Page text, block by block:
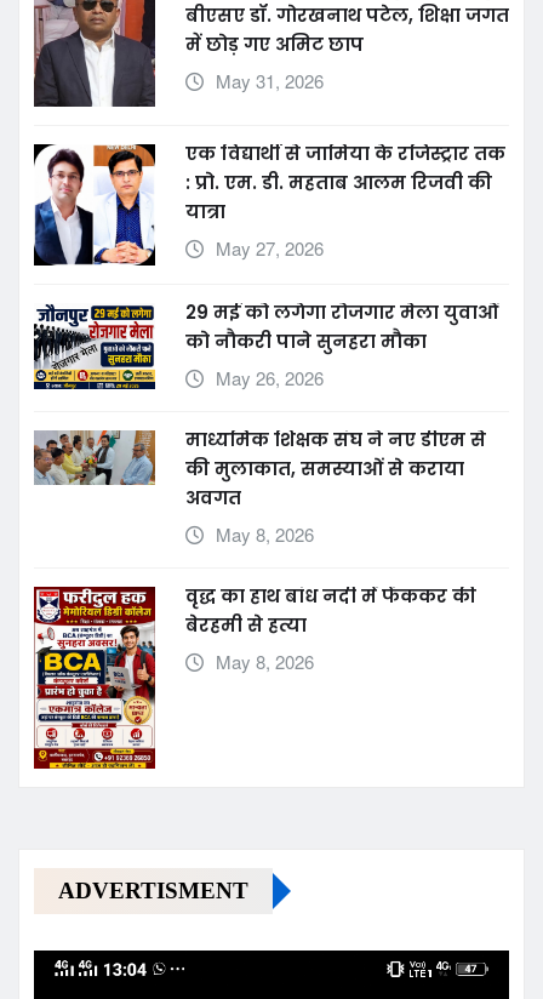
बीएसए डॉ. गोरखनाथ पटेल, शिक्षा जगत
में छोड़ गए अमिट छाप
May 31, 2026
एक विद्यार्थी से जामिया के रजिस्ट्रार तक
: प्रो. एम. डी. महताब आलम रिजवी की
यात्रा
May 27, 2026
29 मई को लगेगा रोजगार मेला युवाओं
को नौकरी पाने सुनहरा मौका
May 26, 2026
माध्यमिक शिक्षक संघ ने नए डीएम से
की मुलाकात, समस्याओं से कराया
अवगत
May 8, 2026
वृद्ध का हाथ बांध नदी में फेंककर की
बेरहमी से हत्या
May 8, 2026
ADVERTISMENT